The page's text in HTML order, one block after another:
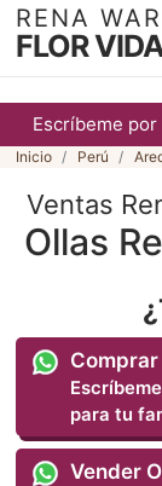
Escríbeme por
RENA
FLOR
Inicio Perú
Ventas
Ollas
Comprar
para tu
Vender